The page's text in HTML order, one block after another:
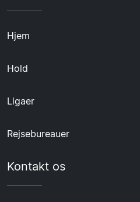
Hjem
Hold
Ligaer
Rejsebureauer
Kontakt os